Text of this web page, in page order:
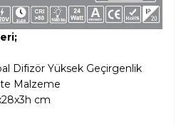
Difizör Yüksek Geçirgenlik
Malzeme
cm